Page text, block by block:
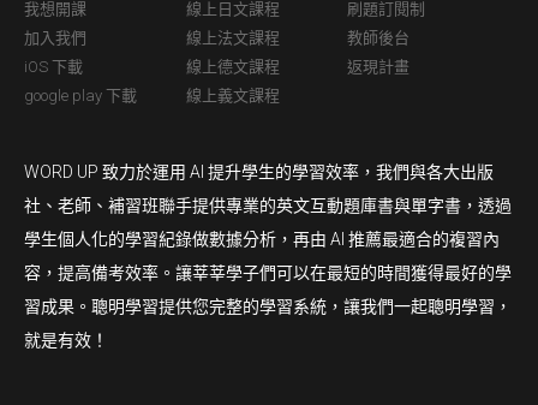
我想開課
加入我們
iOS 下載
google play 下載
線上日文課程
線上法文課程
線上德文課程
線上義文課程
刷題訂閱制
教師後台
返現計畫
WORD UP 致力於運用 AI 提升學生的學習效率，我們與各大出版
社、老師、補習班聯手提供專業的英文互動題庫書與單字書，透過
學生個人化的學習紀錄做數據分析，再由 AI 推薦最適合的複習內
容，提高備考效率。讓莘莘學子們可以在最短的時間獲得最好的學
習成果。聰明學習提供您完整的學習系統，讓我們一起聰明學習，
就是有效！